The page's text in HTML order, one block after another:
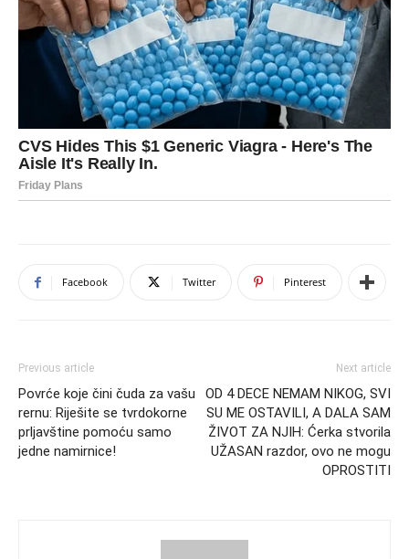
Facebook Twitter Pinterest
Previous article
Povrće koje čini čuda za vašu
rernu: Riješite se tvrdokorne
prljavštine pomoću samo
jedne namirnice!
Next article
OD 4 DECE NEMAM NIKOG, SVI
SU ME OSTAVILI, A DALA SAM
ŽIVOT ZA NJIH: Ćerka stvorila
UŽASAN razdor, ovo ne mogu
OPROSTITI